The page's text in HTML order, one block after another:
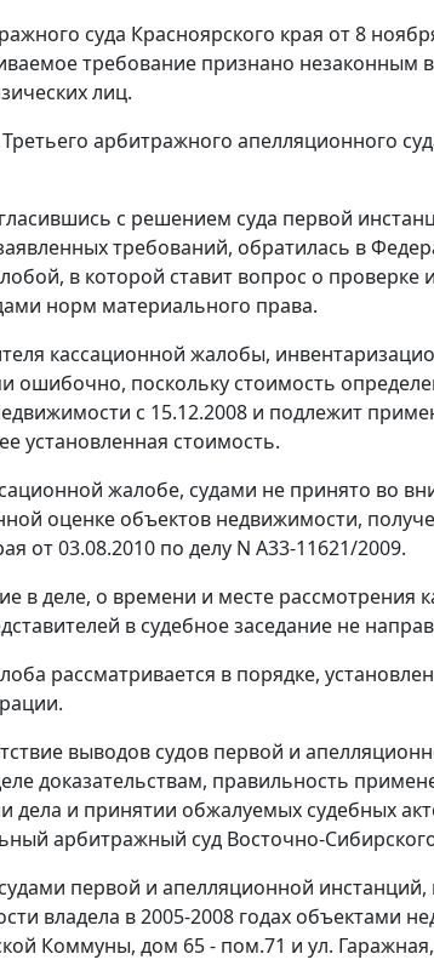
суда Красноярского края от 8
требование признано незаконным
лиц.
арбитражного апелляционного
с решением суда первой
требований, обратилась в
в которой ставит вопрос о
норм материального права.
кассационной жалобы,
ошибочно, поскольку стоимость
с 15.12.2008 и подлежит
установленная стоимость.
жалобе, судами не принято во
оценке объектов недвижимости,
от 03.08.2010 по делу N А33-11621/2009.
в деле, о времени и месте
в судебное заседание не
рассматривается в порядке,
выводов судов первой и
доказательствам, правильность
дела и принятии обжалуемых судебных
арбитражный суд Восточно-
первой и апелляционной
владела в 2005-2008 годах
Коммуны, дом 65 - пом.71 и ул.